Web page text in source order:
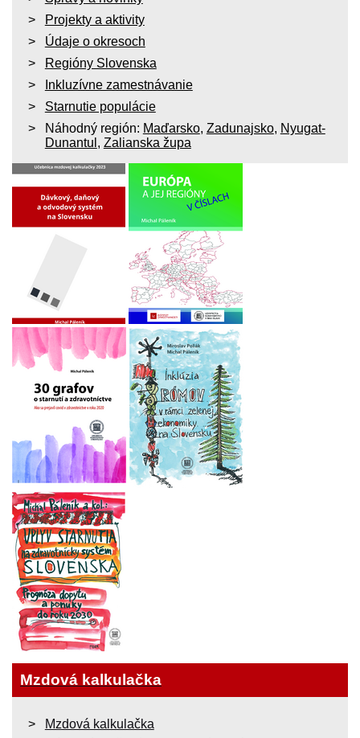
Projekty a aktivity
Údaje o okresoch
Regióny Slovenska
Inkluzívne zamestnávanie
Starnutie populácie
Náhodný región: Maďarsko, Zadunajsko, Nyugat-
Dunantul , Zalianska župa
Mzdová kalkulačka
Mzdová kalkulačka